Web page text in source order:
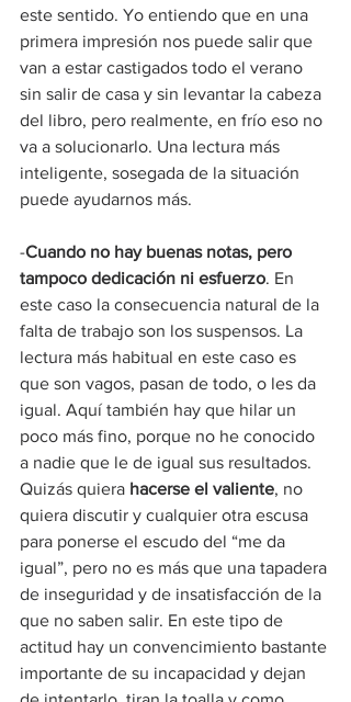
este sentido. Yo entiendo que en una
primera impresión nos puede salir que
van a estar castigados todo el verano
sin salir de casa y sin levantar la cabeza
del libro, pero realmente, en frío eso no
va a solucionarlo. Una lectura más
inteligente, sosegada de la situación
puede ayudarnos más.
-Cuando no hay buenas notas, pero
tampoco dedicación ni esfuerzo. En
este caso la consecuencia natural de la
falta de trabajo son los suspensos. La
lectura más habitual en este caso es
que son vagos, pasan de todo, o les da
igual. Aquí también hay que hilar un
poco más fino, porque no he conocido
a nadie que le de igual sus resultados.
Quizás quiera hacerse el valiente, no
quiera discutir y cualquier otra escusa
para ponerse el escudo del “me da
igual”, pero no es más que una tapadera
de inseguridad y de insatisfacción de la
que no saben salir. En este tipo de
actitud hay un convencimiento bastante
importante de su incapacidad y dejan